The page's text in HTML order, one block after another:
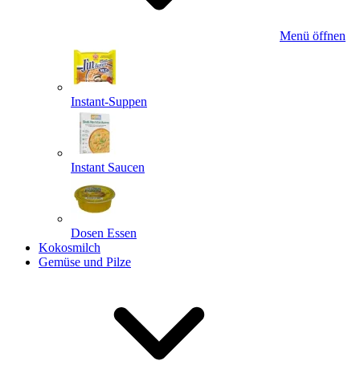
Menü öffnen
Instant-Suppen
Instant Saucen
Dosen Essen
Kokosmilch
Gemüse und Pilze